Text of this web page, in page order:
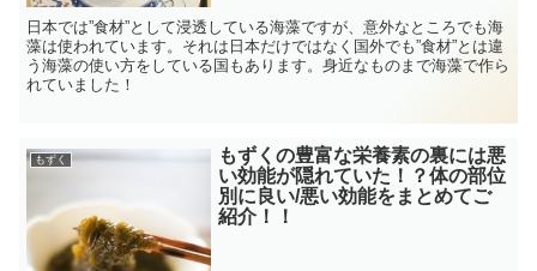
日本では”食材”として浸透している海藻ですが、意外なところでも海
藻は使われています。それは日本だけではなく国外でも”食材”とは違
う海藻の使い方をしている国もあります。身近なものまで海藻で作ら
れていました！
もずく
もずくの豊富な栄養素の裏には悪
い効能が隠れていた！？体の部位
別に良い/悪い効能をまとめてご
紹介！！